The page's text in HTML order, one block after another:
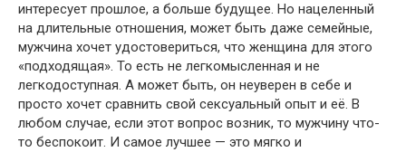
интересует прошлое, а больше будущее. Но нацеленный
на длительные отношения, может быть даже семейные,
мужчина хочет удостовериться, что женщина для этого
«подходящая». То есть не легкомысленная и не
легкодоступная. А может быть, он неуверен в себе и
просто хочет сравнить свой сексуальный опыт и её. В
любом случае, если этот вопрос возник, то мужчину что-
то беспокоит. И самое лучшее — это мягко и